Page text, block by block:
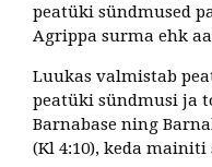
peatüki sündmused
Agrippa surma ehk
Luukas valmistab
peatüki sündmusi ja
Barnabase ning
(Kl 4:10), keda